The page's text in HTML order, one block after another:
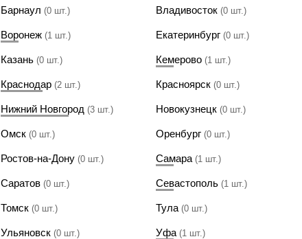
Барнаул (0 шт.) Владивосток (0 шт.)
Воронеж (1 шт.) Екатеринбург (0 шт.)
Казань (0 шт.) Кемерово (1 шт.)
Краснодар (2 шт.) Красноярск (0 шт.)
Нижний Новгород (3 шт.) Новокузнецк (0 шт.)
Омск (0 шт.) Оренбург (0 шт.)
Ростов-на-Дону (0 шт.) Самара (1 шт.)
Саратов (0 шт.) Севастополь (1 шт.)
Томск (0 шт.) Тула (0 шт.)
Ульяновск (0 шт.) Уфа (1 шт.)